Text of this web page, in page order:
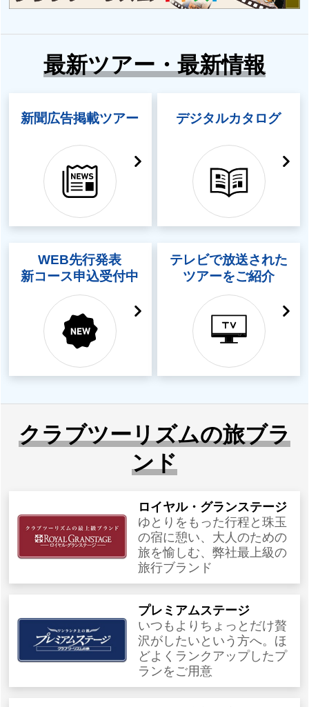
最新ツアー・最新情報
新聞広告掲載ツアー デジタルカタログ
WEB先行発表
新コース申込受付中
テレビで放送された
ツアーをご紹介
クラブツーリズムの旅ブラ
ンド
ロイヤル・グランステージ
ゆとりをもった行程と珠玉
の宿に憩い、大人のための
旅を愉しむ、弊社最上級の
旅行ブランド
プレミアムステージ
いつもよりちょっとだけ贅
沢がしたいという方へ。ほ
どよくランクアップしたプ
ランをご用意